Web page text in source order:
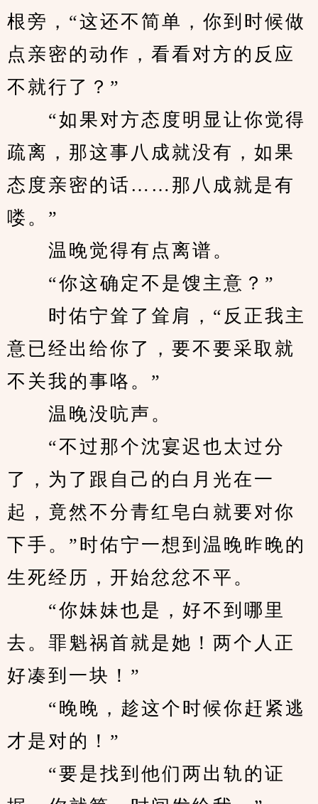
根旁，“这还不简单，你到时候做
点亲密的动作，看看对方的反应
不就行了？”
“如果对方态度明显让你觉得
疏离，那这事八成就没有，如果
态度亲密的话……那八成就是有
喽。”
温晚觉得有点离谱。
“你这确定不是馊主意？”
时佑宁耸了耸肩，“反正我主
意已经出给你了，要不要采取就
不关我的事咯。”
温晚没吭声。
“不过那个沈宴迟也太过分
了，为了跟自己的白月光在一
起，竟然不分青红皂白就要对你
下手。”时佑宁一想到温晚昨晚的
生死经历，开始忿忿不平。
“你妹妹也是，好不到哪里
去。罪魁祸首就是她！两个人正
好凑到一块！”
“晚晚，趁这个时候你赶紧逃
才是对的！”
“要是找到他们两出轨的证